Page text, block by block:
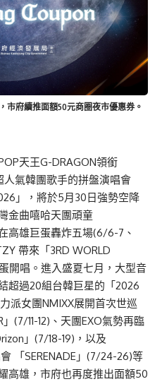
市府續推面額50元商圈夜市優惠券。
天王G-DRAGON領銜
人氣韓團歌手的拼盤演唱會
」，將於5月30日強勢空降
金曲嘻哈天團頑童
高雄巨蛋轟炸五場(6/6-7、
帶來「3RD WORLD
開唱。進入盛夏七月，大型音
超過20組台韓巨星的「2026
派女團NMIXX展開首次世巡
」(7/11-12)、天團EXO氣勢再臨
」(7/18-19)，以及
「SERENADE」(7/24-26)等
高雄，市府也再度推出面額50